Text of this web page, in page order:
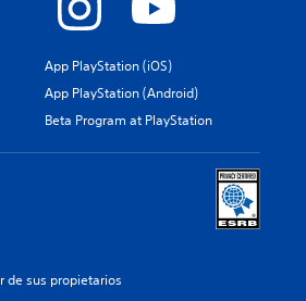
App PlayStation (iOS)
App PlayStation (Android)
Beta Program at PlayStation
de sus propietarios